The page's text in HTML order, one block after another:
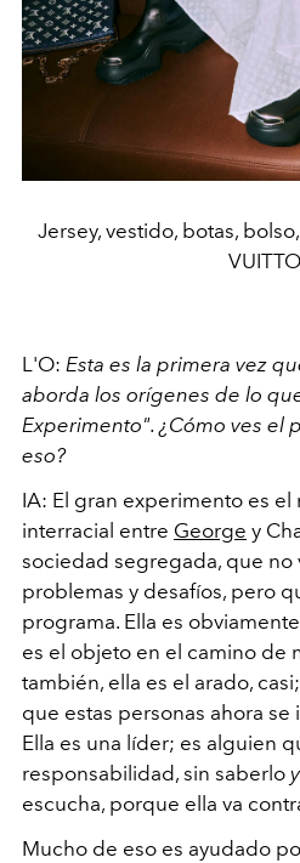
Jersey, vestido, botas,
L'O: Esta es la primera vez
aborda los orígenes de lo
Experimento". ¿Cómo ves el
eso?
IA: El gran experimento es el
interracial entre George y
sociedad segregada, que no
problemas y desafíos, pero
programa. Ella es
es el objeto en el camino de
también, ella es el arado,
que estas personas ahora
Ella es una líder; es alguien
responsabilidad, sin saberlo
escucha, porque ella va
Mucho de eso es ayudado